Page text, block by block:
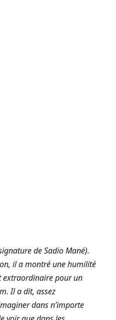
de Sadio Mané).
il a montré une humilité
extraordinaire pour un
Il a dit, assez
dans n’importe